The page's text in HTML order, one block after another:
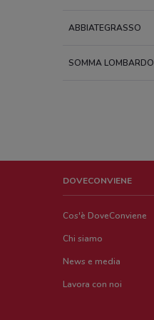
ABBIATEGRASSO
SOMMA LOMBARDO
DOVECONVIENE
Cos'è DoveConviene
Chi siamo
News e media
Lavora con noi